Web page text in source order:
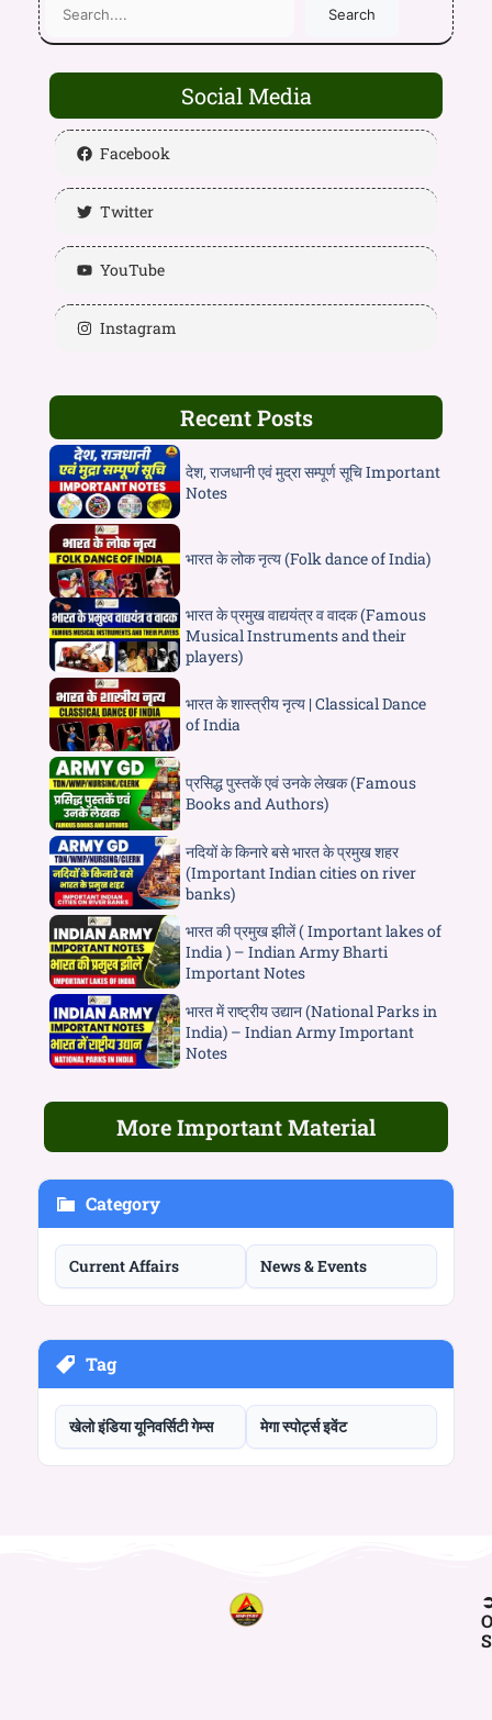
Search
Social Media
Facebook
Twitter
YouTube
Instagram
Recent Posts
देश, राजधानी एवं मुद्रा सम्पूर्ण सूचि Important
Notes
भारत के लोक नृत्य (Folk dance of India)
भारत के प्रमुख वाद्ययंत्र व वादक (Famous
Musical Instruments and their
players)
भारत के शास्त्रीय नृत्य | Classical Dance
of India
प्रसिद्ध पुस्तकें एवं उनके लेखक (Famous
Books and Authors)
नदियों के किनारे बसे भारत के प्रमुख शहर
(Important Indian cities on river
banks)
भारत की प्रमुख झीलें ( Important lakes of
India ) – Indian Army Bharti
Important Notes
भारत में राष्ट्रीय उद्यान (National Parks in
India) – Indian Army Important
Notes
More Important Material
Category
Current Affairs News & Events
Tag
खेलो इंडिया यूनिवर्सिटी गेम्स मेगा स्पोर्ट्स इवेंट